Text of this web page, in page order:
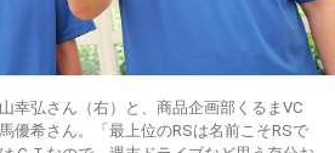
幸弘さん（右）と、商品企画部くるまVC
優希さん。「最上位のRSは名前こそRSで